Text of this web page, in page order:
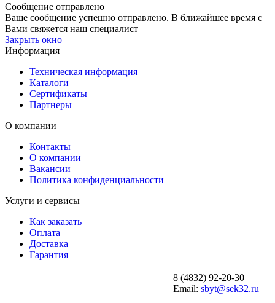
Сообщение отправлено
Ваше сообщение успешно отправлено. В ближайшее время с
Вами свяжется наш специалист
Закрыть окно
Информация
Техническая информация
Каталоги
Сертификаты
Партнеры
О компании
Контакты
О компании
Вакансии
Политика конфиденциальности
Услуги и сервисы
Как заказать
Оплата
Доставка
Гарантия
8 (4832) 92-20-30
Email: sbyt@sek32.ru